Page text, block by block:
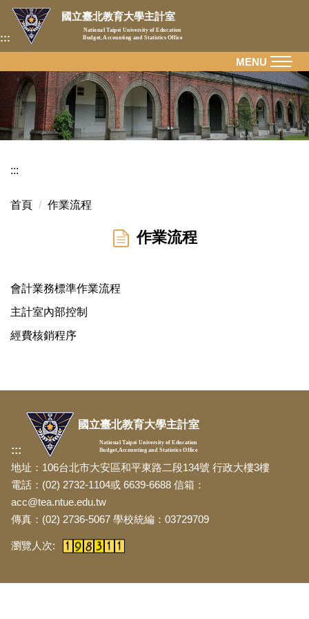
跳
主
內
容
區
:::
國立臺北教育大學主計室
National Taipei University of Education
Budget, Accounting and Statistics Office
MENU
:::
首頁 作業流程
作業流程
會計業務標準作業流程
主計室內部控制
經費核銷程序
:::
國立臺北教育大學主計室
National Taipei University of Education
Budget,Accounting and Statistics Office
地址：106台北市大安區和平東路二段134號 行政大樓3樓
電話：(02) 2732-1104或 6639-6688 信箱：
acc@tea.ntue.edu.tw
傳真：(02) 2736-5067 學校統編：03729709